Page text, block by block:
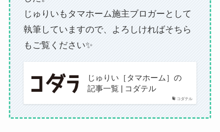
じゅりいもタマホーム施主ブロガーとして
執筆していますので、よろしければそちら
もご覧ください✨
コダテル
じゅりい［タマホーム］の
記事一覧 | コダテル